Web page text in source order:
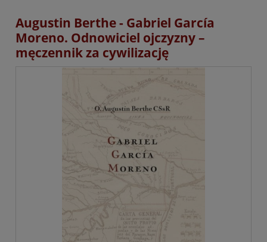
Augustin Berthe - Gabriel García
Moreno. Odnowiciel ojczyzny –
męczennik za cywilizację